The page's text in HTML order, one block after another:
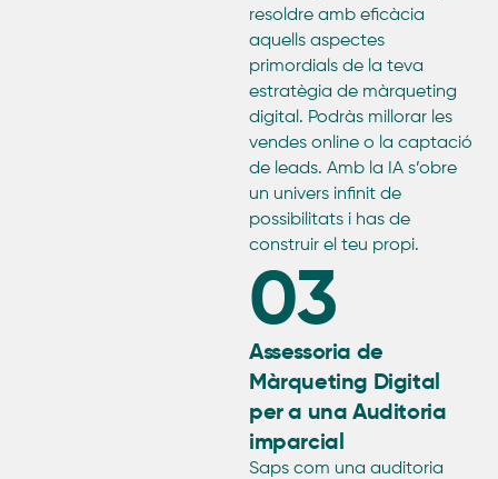
resoldre amb eficàcia
aquells aspectes
primordials de la teva
estratègia de màrqueting
digital. Podràs millorar les
vendes online o la captació
de leads. Amb la IA s’obre
un univers infinit de
possibilitats i has de
construir el teu propi.
03
Assessoria de
Màrqueting Digital
per a una Auditoria
imparcial
Saps com una auditoria